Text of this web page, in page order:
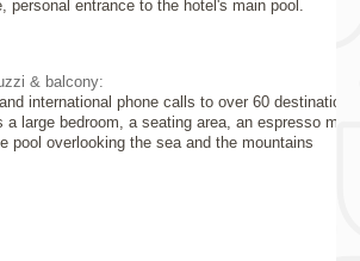
personal entrance to the hotel's main pool.
& balcony:
international phone calls to over 60
a large bedroom, a seating area, an espresso
pool overlooking the sea and the mountains